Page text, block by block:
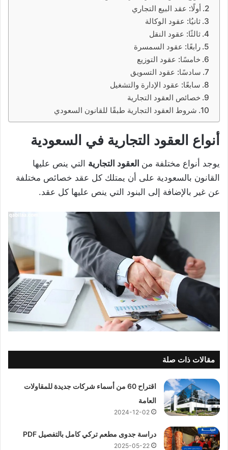
أولًا: عقد البيع التجاري
ثانيُا: عقود الوكالة
ثالثًا: عقود النقل
رابعًا: عقود السمسرة
خامسًا: عقود التوزيع
سادسًا: عقود التسويق
سابعًا: عقود الإدارة والتشغيل
خصائص العقود التجارية
شروط العقود التجارية طبقًا للقانون السعودي
أنواع العقود التجارية في السعودية
يوجد أنواع مختلفة من العقود التجارية التي ينص عليها
القانون بالسعودية على أن يمتلك كل عقد خصائص مختلفة
عن غير بالإضافة إلى البنود التي ينص عليها كل عقد.
مقالات ذات صلة
اقتراح 60 من أسماء شركات جديدة للمقاولات
العامة
2024-12-02
دراسة جدوى مطعم تركي كامل بالتفصيل PDF
2025-05-22